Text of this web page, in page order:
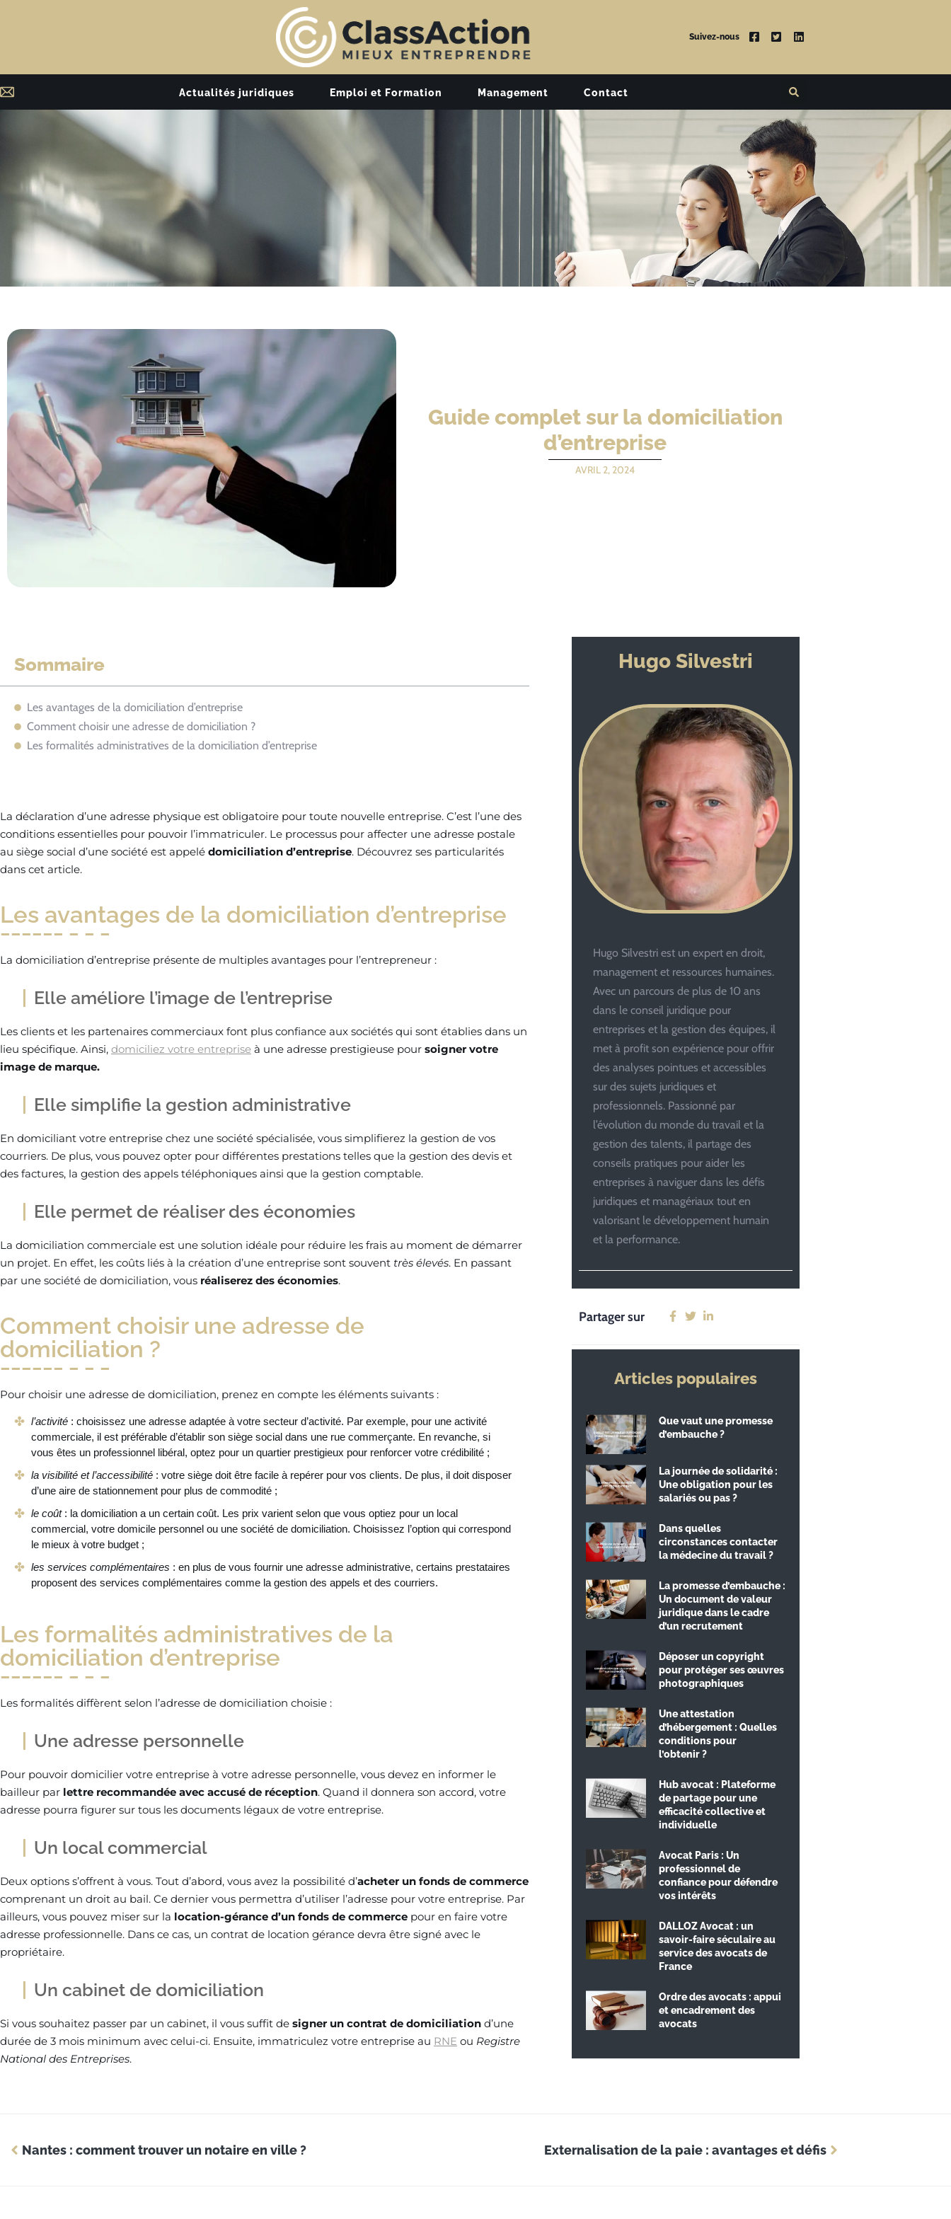
Suivez-nous
Actualités juridiques Emploi et Formation Management Contact
Guide complet sur la domiciliation
d’entreprise
AVRIL 2, 2024
Sommaire
Les avantages de la domiciliation d’entreprise
Comment choisir une adresse de domiciliation ?
Les formalités administratives de la domiciliation d’entreprise
La déclaration d’une adresse physique est obligatoire pour toute nouvelle entreprise. C’est l’une des
conditions essentielles pour pouvoir l’immatriculer. Le processus pour affecter une adresse postale
au siège social d’une société est appelé domiciliation d’entreprise. Découvrez ses particularités
dans cet article.
Les avantages de la domiciliation d’entreprise
La domiciliation d’entreprise présente de multiples avantages pour l’entrepreneur :
Elle améliore l’image de l’entreprise
Les clients et les partenaires commerciaux font plus confiance aux sociétés qui sont établies dans un
lieu spécifique. Ainsi, domiciliez votre entreprise à une adresse prestigieuse pour soigner votre
image de marque.
Elle simplifie la gestion administrative
En domiciliant votre entreprise chez une société spécialisée, vous simplifierez la gestion de vos
courriers. De plus, vous pouvez opter pour différentes prestations telles que la gestion des devis et
des factures, la gestion des appels téléphoniques ainsi que la gestion comptable.
Elle permet de réaliser des économies
La domiciliation commerciale est une solution idéale pour réduire les frais au moment de démarrer
un projet. En effet, les coûts liés à la création d’une entreprise sont souvent très élevés. En passant
par une société de domiciliation, vous réaliserez des économies.
Comment choisir une adresse de
domiciliation ?
Pour choisir une adresse de domiciliation, prenez en compte les éléments suivants :
l’activité : choisissez une adresse adaptée à votre secteur d’activité. Par exemple, pour une activité
commerciale, il est préférable d’établir son siège social dans une rue commerçante. En revanche, si
vous êtes un professionnel libéral, optez pour un quartier prestigieux pour renforcer votre crédibilité ;
la visibilité et l’accessibilité : votre siège doit être facile à repérer pour vos clients. De plus, il doit disposer
d’une aire de stationnement pour plus de commodité ;
le coût: la domiciliation a un certain coût. Les prix varient selon que vous optiez pour un local
commercial, votre domicile personnel ou une société de domiciliation. Choisissez l’option qui correspond
le mieux à votre budget ;
les services complémentaires : en plus de vous fournir une adresse administrative, certains prestataires
proposent des services complémentaires comme la gestion des appels et des courriers.
Les formalités administratives de la
domiciliation d’entreprise
Les formalités diffèrent selon l’adresse de domiciliation choisie :
Une adresse personnelle
Pour pouvoir domicilier votre entreprise à votre adresse personnelle, vous devez en informer le
bailleur par lettre recommandée avec accusé de réception. Quand il donnera son accord, votre
adresse pourra figurer sur tous les documents légaux de votre entreprise.
Un local commercial
Deux options s’offrent à vous. Tout d’abord, vous avez la possibilité d’acheter un fonds de commerce
comprenant un droit au bail. Ce dernier vous permettra d’utiliser l’adresse pour votre entreprise. Par
ailleurs, vous pouvez miser sur la location-gérance d’un fonds de commerce pour en faire votre
adresse professionnelle. Dans ce cas, un contrat de location gérance devra être signé avec le
propriétaire.
Un cabinet de domiciliation
Si vous souhaitez passer par un cabinet, il vous suffit de signer un contrat de domiciliation d’une
durée de 3 mois minimum avec celui-ci. Ensuite, immatriculez votre entreprise au RNE ou Registre
National des Entreprises.
Hugo Silvestri
Hugo Silvestri est un expert en droit,
management et ressources humaines.
Avec un parcours de plus de 10 ans
dans le conseil juridique pour
entreprises et la gestion des équipes, il
met à profit son expérience pour offrir
des analyses pointues et accessibles
sur des sujets juridiques et
professionnels. Passionné par
l’évolution du monde du travail et la
gestion des talents, il partage des
conseils pratiques pour aider les
entreprises à naviguer dans les défis
juridiques et managériaux tout en
valorisant le développement humain
et la performance.
Partager sur
Articles populaires
Que vaut une promesse
d’embauche ?
La journée de solidarité :
Une obligation pour les
salariés ou pas ?
Dans quelles
circonstances contacter
la médecine du travail ?
La promesse d’embauche :
Un document de valeur
juridique dans le cadre
d’un recrutement
Déposer un copyright
pour protéger ses œuvres
photographiques
Une attestation
d’hébergement : Quelles
conditions pour
l’obtenir ?
Hub avocat : Plateforme
de partage pour une
efficacité collective et
individuelle
Avocat Paris : Un
professionnel de
confiance pour défendre
vos intérêts
DALLOZ Avocat : un
savoir-faire séculaire au
service des avocats de
France
Ordre des avocats : appui
et encadrement des
avocats
Nantes : comment trouver un notaire en ville ? Externalisation de la paie : avantages et défis